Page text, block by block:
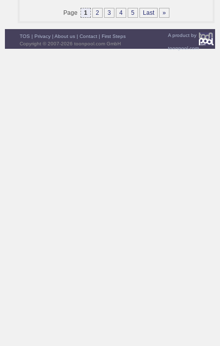
Page 1 2 3 4 5 Last »
A product by
toonpool.com
TOS | Privacy | About us | Contact | First Steps
Copyright © 2007-2026 toonpool.com GmbH